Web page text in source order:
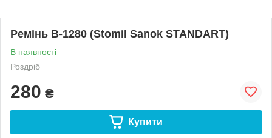
Ремінь В-1280 (Stomil Sanok STANDART)
В наявності
Роздріб
280 ₴
Купити